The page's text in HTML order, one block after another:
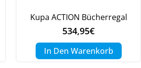
Kupa ACTION Bücherregal
534,95€
In Den Warenkorb